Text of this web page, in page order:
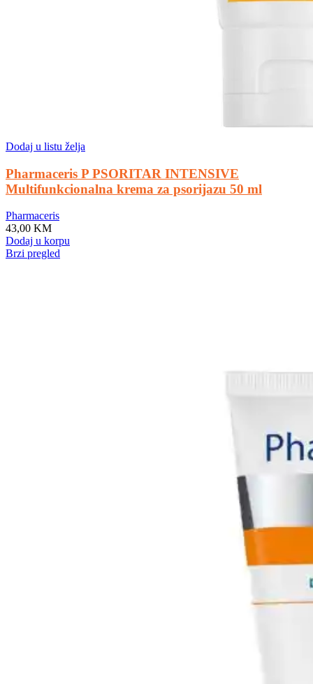
Dodaj u listu želja
Pharmaceris P PSORITAR INTENSIVE
Multifunkcionalna krema za psorijazu 50 ml
Pharmaceris
43,00 KM
Dodaj u korpu
Brzi pregled